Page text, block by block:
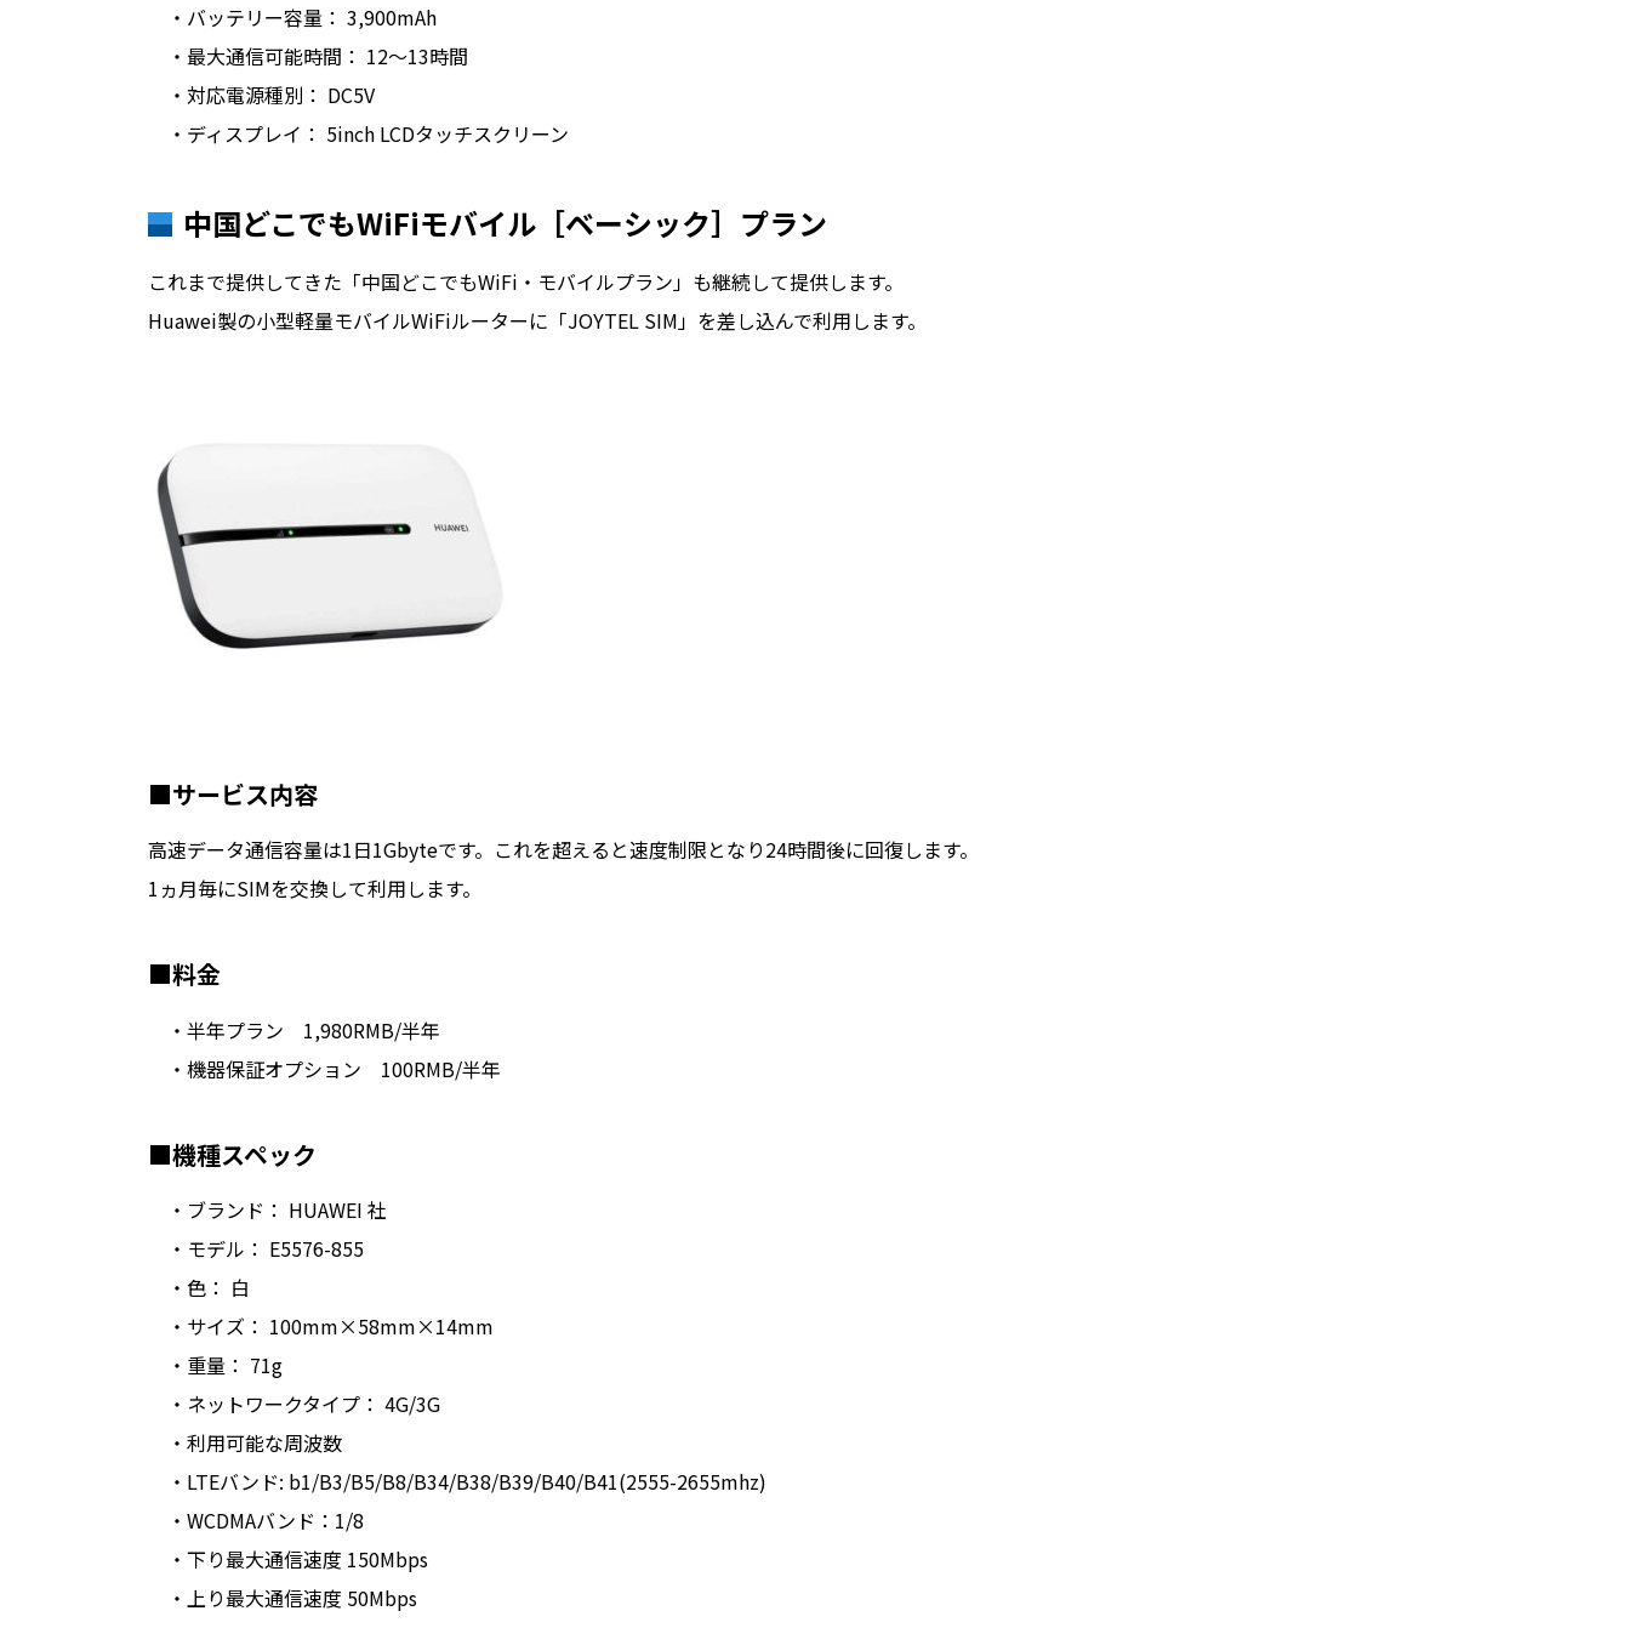
・バッテリー容量： 3,900mAh
・最大通信可能時間： 12〜13時間
・対応電源種別： DC5V
・ディスプレイ： 5inch LCDタッチスクリーン
中国どこでもWiFiモバイル［ベーシック］プラン
これまで提供してきた「中国どこでもWiFi・モバイルプラン」も継続して提供します。
Huawei製の小型軽量モバイルWiFiルーターに「JOYTEL SIM」を差し込んで利用します。
■サービス内容
高速データ通信容量は1日1Gbyteです。これを超えると速度制限となり24時間後に回復します。
1ヵ月毎にSIMを交換して利用します。
■料金
・半年プラン 1,980RMB/半年
・機器保証オプション 100RMB/半年
■機種スペック
・ブランド： HUAWEI 社
・モデル： E5576-855
・色： 白
・サイズ： 100mm×58mm×14mm
・重量： 71g
・ネットワークタイプ： 4G/3G
・利用可能な周波数
・LTEバンド: b1/B3/B5/B8/B34/B38/B39/B40/B41(2555-2655mhz)
・WCDMAバンド：1/8
・下り最大通信速度 150Mbps
・上り最大通信速度 50Mbps